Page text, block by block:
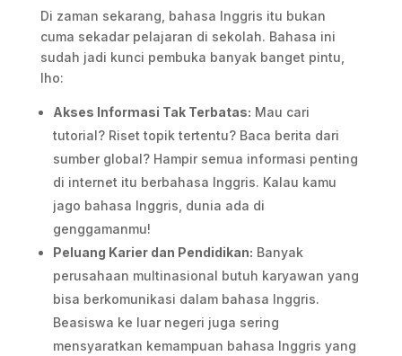
Di zaman sekarang, bahasa Inggris itu bukan
cuma sekadar pelajaran di sekolah. Bahasa ini
sudah jadi kunci pembuka banyak banget pintu,
lho:
Akses Informasi Tak Terbatas: Mau cari
tutorial? Riset topik tertentu? Baca berita dari
sumber global? Hampir semua informasi penting
di internet itu berbahasa Inggris. Kalau kamu
jago bahasa Inggris, dunia ada di
genggamanmu!
Peluang Karier dan Pendidikan: Banyak
perusahaan multinasional butuh karyawan yang
bisa berkomunikasi dalam bahasa Inggris.
Beasiswa ke luar negeri juga sering
mensyaratkan kemampuan bahasa Inggris yang